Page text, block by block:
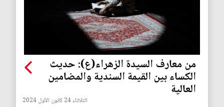
من معارف السيدة الزهراء(ع): حديث
الكساء بين القيمة السندية والمضامين
العالية
الثلاثاء 24 كانون الأول 2024